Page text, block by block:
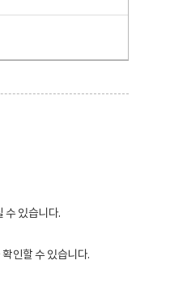
수 있습니다.
인할 수 있습니다.